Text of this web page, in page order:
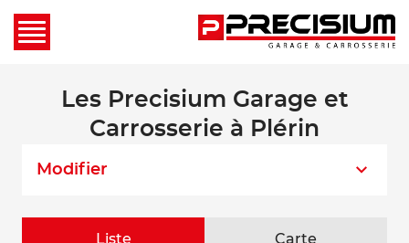
Les Precisium Garage et
Carrosserie à Plérin
Modifier
Liste Carte